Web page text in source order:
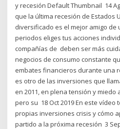
y recesión Default Thumbnail 14
que la última recesión de Estados
diversificado es el mejor amigo
periodos eliges tus acciones
compañías de deben ser más
negocios de consumo constante
embates financieros durante una
es otro de las inversiones que
en 2011, en plena tensión y
pero su 18 Oct 2019 En este vídeo
propias inversiones crisis y cómo
partido a la próxima recesión 3